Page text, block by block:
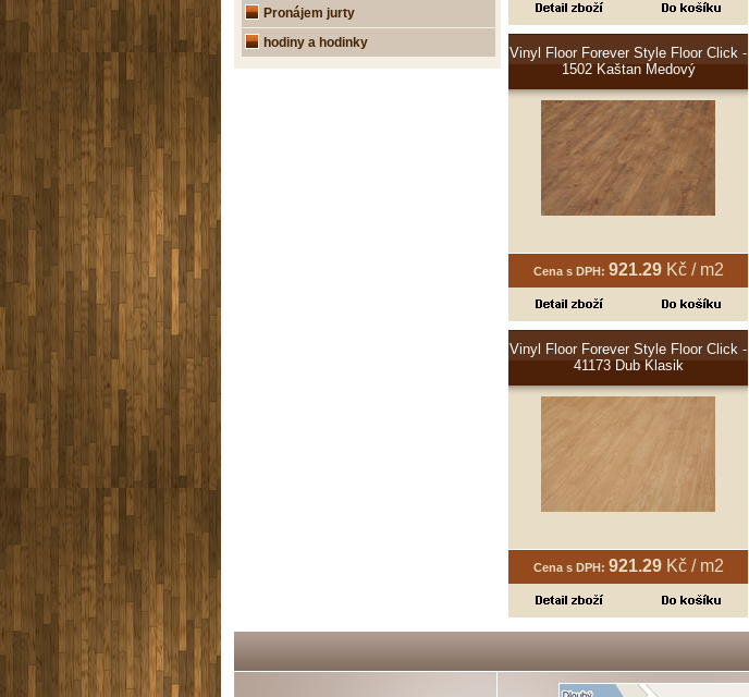
Vinyl Floor Forever Style Floor Click -
1502 Kaštan Medový
Cena s DPH: 921.29Kč / m2
Vinyl Floor Forever Style Floor Click -
41173 Dub Klasik
Cena s DPH: 921.29Kč / m2
Pronájem jurty
hodiny a hodinky